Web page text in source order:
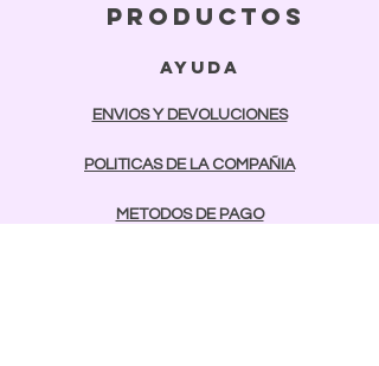
productos
ayuda
ENVIOS Y DEVOLUCIONES
POLITICAS DE LA COMPAÑIA
METODOS DE PAGO